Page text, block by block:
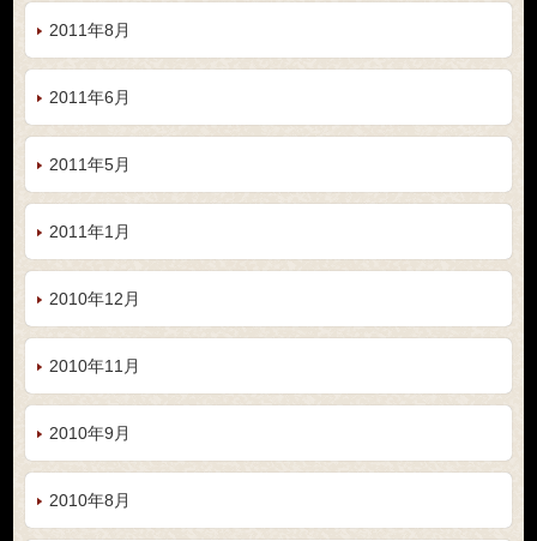
2011年8月
2011年6月
2011年5月
2011年1月
2010年12月
2010年11月
2010年9月
2010年8月